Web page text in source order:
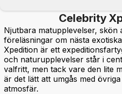
Celebrity
Njutbara matupplevelser, skön
föreläsningar om nästa
Xpedition är ett
och naturupplevelser står i
valfritt, men tack vare den lite
är det lätt att umgås med
atmosfär.